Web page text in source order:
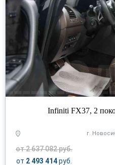
Infiniti FX37, 2
г.
от 2 637 082 руб.
от 2 493 414руб.